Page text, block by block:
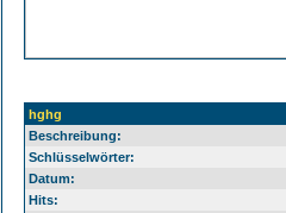
hghg
Beschreibung:
Schlüsselwörter:
Datum:
Hits: